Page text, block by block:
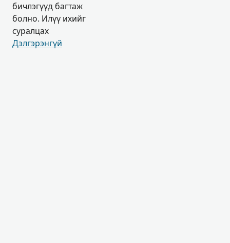
бичлэгүүд багтаж
болно. Илүү ихийг
суралцах
Дэлгэрэнгүй